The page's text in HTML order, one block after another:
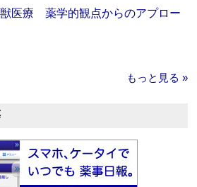
獣医療 薬学的観点からのアプロー
もっと見る »